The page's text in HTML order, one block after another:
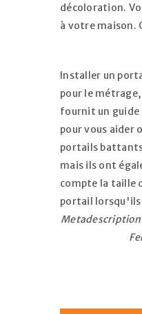
décoloration.
à votre maison.
Installer un
pour le
fournit un guide
pour vous aider
portails
mais ils ont
compte la taille
portail